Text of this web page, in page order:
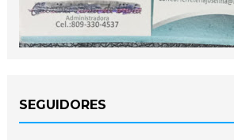
SEGUIDORES